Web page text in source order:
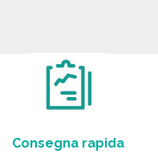
Consegna rapida